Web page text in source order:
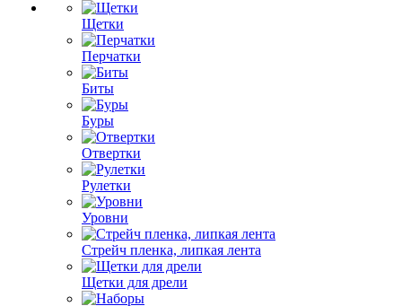
Щетки
Перчатки
Биты
Буры
Отвертки
Рулетки
Уровни
Стрейч пленка, липкая лента
Щетки для дрели